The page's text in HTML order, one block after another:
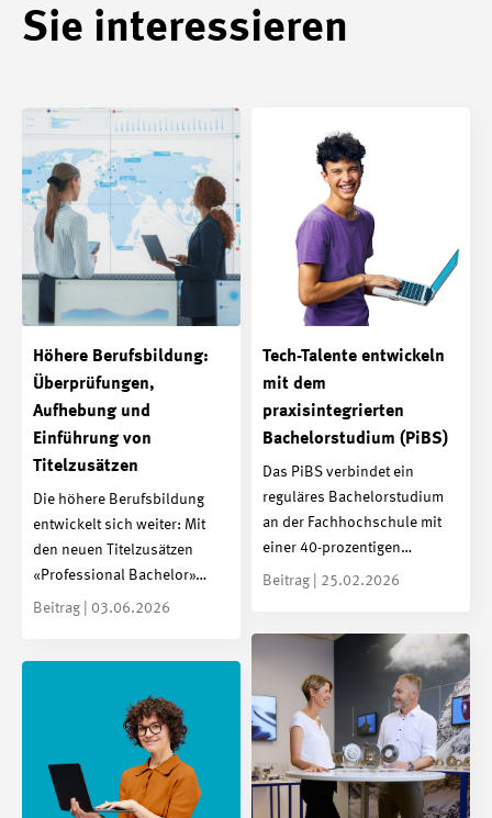
Sie interessieren
Höhere Berufsbildung:
Überprüfungen,
Aufhebung und
Einführung von
Titelzusätzen
Die höhere Berufsbildung
entwickelt sich weiter: Mit
den neuen Titelzusätzen
«Professional Bachelor»…
Beitrag | 03.06.2026
Tech-Talente entwickeln
mit dem
praxisintegrierten
Bachelorstudium (PiBS)
Das PiBS verbindet ein
reguläres Bachelorstudium
an der Fachhochschule mit
einer 40-prozentigen…
Beitrag | 25.02.2026